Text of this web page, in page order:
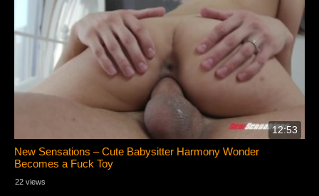
12:53
New Sensations – Cute Babysitter Harmony Wonder
Becomes a Fuck Toy
22 views